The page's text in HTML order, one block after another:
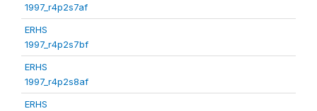
1997_r4p2s7af
ERHS
1997_r4p2s7bf
ERHS
1997_r4p2s8af
ERHS